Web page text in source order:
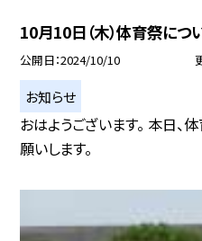
10月10日（木）体育祭につ
公開日 2024/10/10
お知らせ
おはようございます。 本日、
願いします。